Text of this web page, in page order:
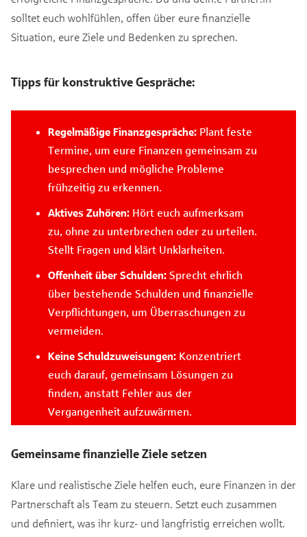
solltet euch wohlfühlen, offen über eure finanzielle
Situation, eure Ziele und Bedenken zu sprechen.
Tipps für konstruktive Gespräche:
Regelmäßige Finanzgespräche: Plant feste
Termine, um eure Finanzen gemeinsam zu
besprechen und mögliche Probleme
frühzeitig zu erkennen.
Aktives Zuhören: Hört euch aufmerksam
zu, ohne zu unterbrechen oder zu urteilen.
Stellt Fragen und klärt Unklarheiten.
Offenheit über Schulden: Sprecht ehrlich
über bestehende Schulden und finanzielle
Verpflichtungen, um Überraschungen zu
vermeiden.
Keine Schuldzuweisungen: Konzentriert
euch darauf, gemeinsam Lösungen zu
finden, anstatt Fehler aus der
Vergangenheit aufzuwärmen.
Gemeinsame finanzielle Ziele setzen
Klare und realistische Ziele helfen euch, eure Finanzen in der
Partnerschaft als Team zu steuern. Setzt euch zusammen
und definiert, was ihr kurz- und langfristig erreichen wollt.